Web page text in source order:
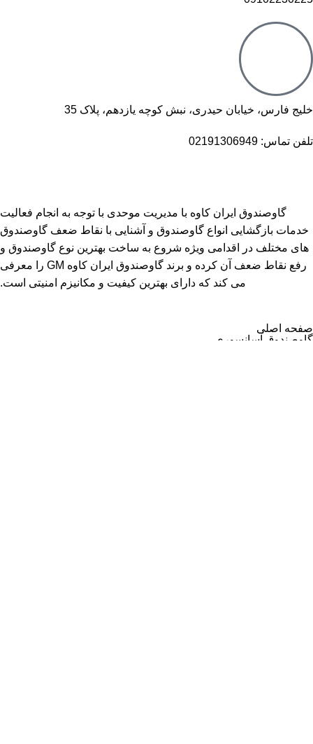
خلیج فارس، خیابان حیدری، نبش کوچه یازدهم، پلاک 35
تلفن تماس: 02191306949
گاوصندوق ایران کاوه با مدیریت موحدی با توجه به انجام فعالیت
خدمات بازگشایی انواع گاوصندوق و آشنایی با نقاط ضعف گاوصندوق
های مختلف در اقدامی ویژه شروع به ساخت بهترین نوع گاوصندوق و
رفع نقاط ضعف آن کرده و برند گاوصندوق ایران کاوه GM را معرفی
می کند که دارای بهترین کیفیت و مکانیزم امنیتی است.
صفحه اصلی
گاوصندوق آسانسوری